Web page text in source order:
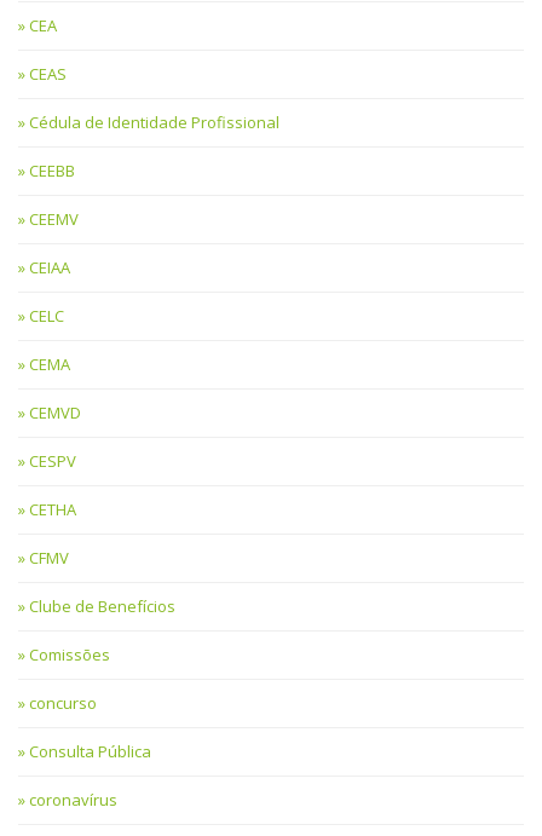
CEA
CEAS
Cédula de Identidade Profissional
CEEBB
CEEMV
CEIAA
CELC
CEMA
CEMVD
CESPV
CETHA
CFMV
Clube de Benefícios
Comissões
concurso
Consulta Pública
coronavírus